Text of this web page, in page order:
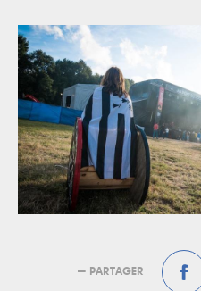
— PARTAGER